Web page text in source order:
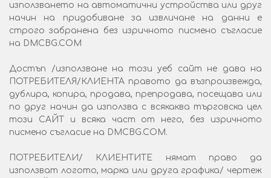
използването на автоматични устройства или друг
начин на придобиване за извличане на данни е
строго забранена без изричното писмено съгласие
на DMCBG.COM
Достъп /използване на този уеб сайт не дава на
ПОТРЕБИТЕЛЯ/КЛИЕНТА правото да възпроизвежда,
дублира, копира, продава, препродава, посещава или
по друг начин да използва с всякаква търговска цел
този САЙТ и всяка част от него, без изричното
писмено съгласие на DMCBG.COM.
ПОТРЕБИТЕЛИ/ КЛИЕНТИТЕ нямат право да
използват логото, марка или друга графика/ чертеж